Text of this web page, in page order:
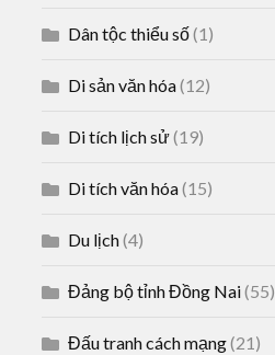
Dân tộc thiểu số(1)
Di sản văn hóa(12)
Di tích lịch sử(19)
Di tích văn hóa(15)
Du lịch(4)
Đảng bộ tỉnh Đồng Nai(55)
Đấu tranh cách mạng(21)